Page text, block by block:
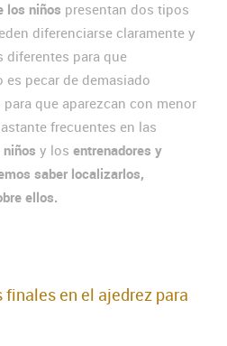
los niños presentan dos tipos
diferenciarse claramente y
diferentes para que
es pecar de demasiado
que aparezcan con menor
frecuentes en las
y los entrenadores y
saber localizarlos,
ellos.
en el ajedrez para